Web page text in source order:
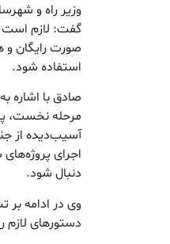
وزیر راه و
گفت: لازم است
صورت رایگان و
استفاده شود.
صادق با اشاره
مرحله نخست،
آسیب‌دیده از
اجرای
دنبال شود.
وی در ادامه
دستورهای لازم